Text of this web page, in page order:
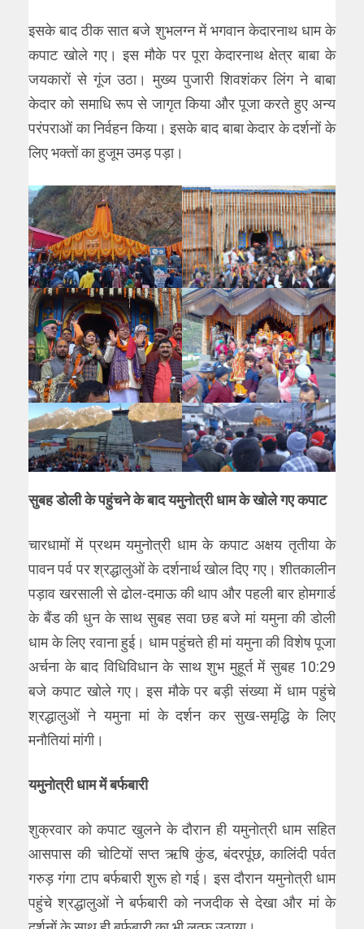
इसके बाद ठीक सात बजे शुभलग्न में भगवान केदारनाथ धाम के
कपाट खोले गए। इस मौके पर पूरा केदारनाथ क्षेत्र बाबा के
जयकारों से गूंज उठा। मुख्य पुजारी शिवशंकर लिंग ने बाबा
केदार को समाधि रूप से जागृत किया और पूजा करते हुए अन्य
परंपराओं का निर्वहन किया। इसके बाद बाबा केदार के दर्शनों के
लिए भक्तों का हुजूम उमड़ पड़ा।
सुबह डोली के पहुंचने के बाद यमुनोत्री धाम के खोले गए कपाट
चारधामों में प्रथम यमुनोत्री धाम के कपाट अक्षय तृतीया के
पावन पर्व पर श्रद्धालुओं के दर्शनार्थ खोल ​दिए गए। शीतकालीन
पड़ाव खरसाली से ढोल-दमाऊ की थाप और पहली बार होमगार्ड
के बैंड की धुन के साथ सुबह सवा छह बजे मां यमुना की डोली
धाम के लिए रवाना हुई। धाम पहुंचते ही मां यमुना की विशेष पूजा
अर्चना के बाद वि​धिविधान के साथ शुभ मुहूर्त में सुबह 10:29
बजे कपाट खोले गए। इस मौके पर बड़ी संख्या में धाम पहुंचे
श्रद्धालुओं ने यमुना मां के दर्शन कर सुख-समृद्धि के लिए
मनौतियां मांगी।
यमुनोत्री धाम में बर्फबारी
शुक्रवार को कपाट खुलने के दौरान ही यमुनोत्री धाम सहित
आसपास की चोटियों सप्त ऋषि कुंड, बंदरपूंछ, कालिंदी पर्वत
गरुड़ गंगा टाप बर्फबारी शुरू हो गई। इस दौरान यमुनोत्री धाम
पहुंचे श्रद्धालुओं ने बर्फबारी को नजदीक से देखा और मां के